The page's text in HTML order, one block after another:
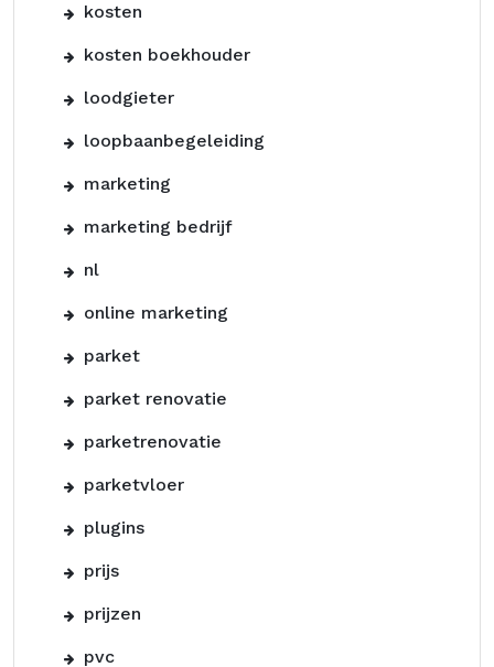
kosten
kosten boekhouder
loodgieter
loopbaanbegeleiding
marketing
marketing bedrijf
nl
online marketing
parket
parket renovatie
parketrenovatie
parketvloer
plugins
prijs
prijzen
pvc